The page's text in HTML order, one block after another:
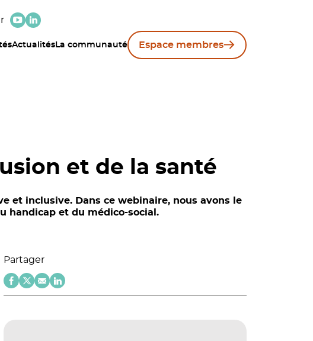
Actualités La communauté Espace membres
et de la santé
et inclusive. Dans ce webinaire, nous avons le
handicap et du médico-social.
Partager